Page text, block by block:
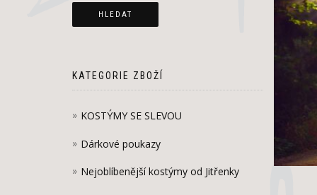
HLEDAT
KATEGORIE ZBOŽÍ
KOSTÝMY SE SLEVOU
Dárkové poukazy
Nejoblíbenější kostýmy od Jitřenky